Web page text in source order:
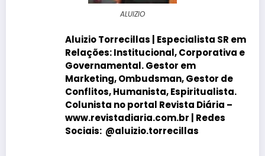
ALUIZIO
Aluizio Torrecillas | Especialista SR em
Relações: Institucional, Corporativa e
Governamental. Gestor em
Marketing, Ombudsman, Gestor de
Conflitos, Humanista, Espiritualista.
Colunista no portal Revista Diária –
www.revistadiaria.com.br | Redes
Sociais: @aluizio.torrecillas